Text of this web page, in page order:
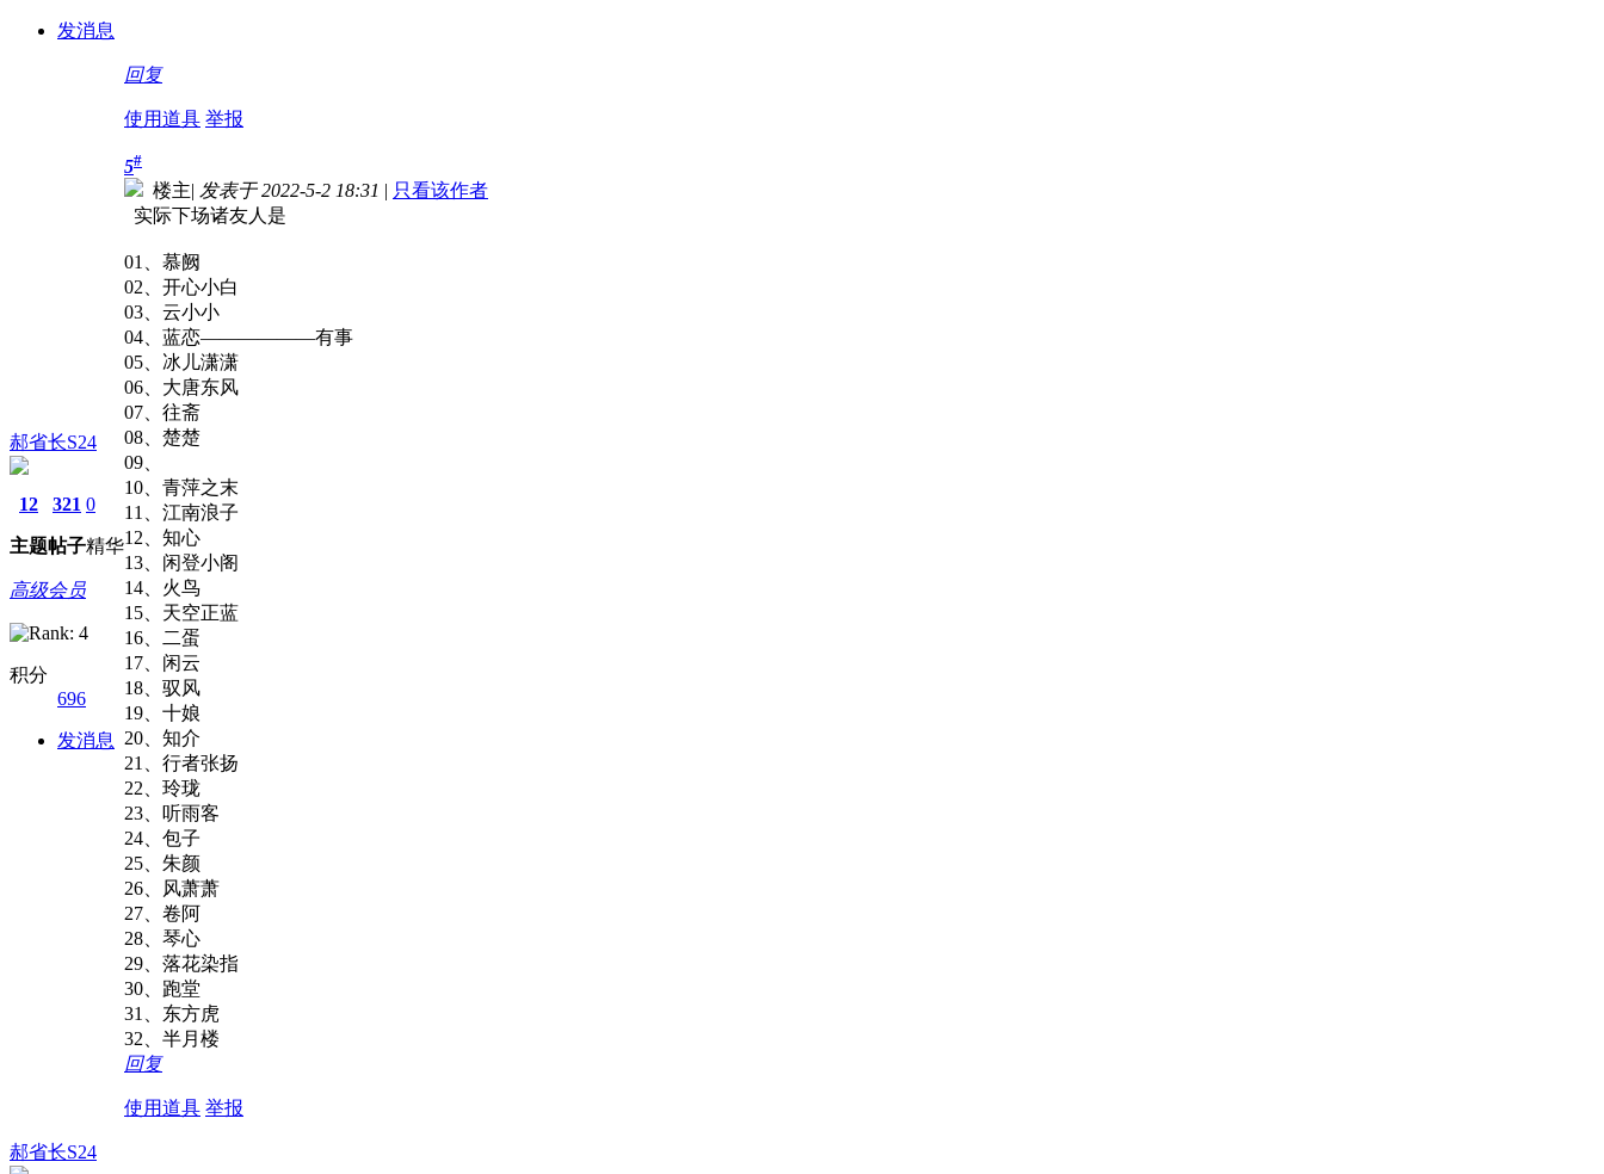
发消息
回复
使用道具 举报
郝省长S24
12
主题
321
帖子
0
精华
高级会员
积分
696
发消息
5#
楼主| 发表于 2022-5-2 18:31 | 只看该作者
实际下场诸友人是
01、慕阙
02、开心小白
03、云小小
04、蓝恋——————有事
05、冰儿潇潇
06、大唐东风
07、往斋
08、楚楚
09、
10、青萍之末
11、江南浪子
12、知心
13、闲登小阁
14、火鸟
15、天空正蓝
16、二蛋
17、闲云
18、驭风
19、十娘
20、知介
21、行者张扬
22、玲珑
23、听雨客
24、包子
25、朱颜
26、风萧萧
27、卷阿
28、琴心
29、落花染指
30、跑堂
31、东方虎
32、半月楼
回复
使用道具 举报
郝省长S24